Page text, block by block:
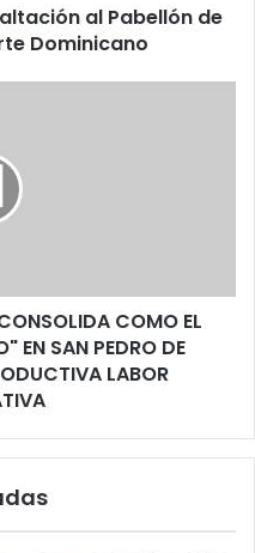
al Pabellón de
Dominicano
COMO EL
EN SAN PEDRO DE
LABOR